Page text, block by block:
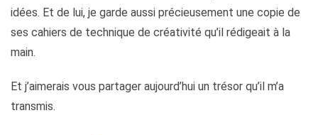
idées. Et de lui, je garde aussi précieusement une copie de
ses cahiers de technique de créativité qu’il rédigeait à la
main.
Et j’aimerais vous partager aujourd’hui un trésor qu’il m’a
transmis.